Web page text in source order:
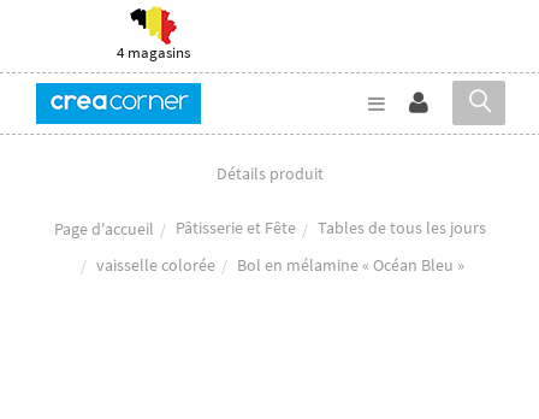
4 magasins
Détails produit
Page d'accueil Pâtisserie et Fête
Tables de tous les jours
vaisselle colorée
Bol en mélamine « Océan Bleu »